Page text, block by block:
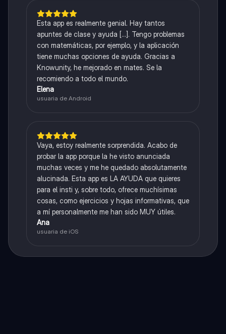
Esta app es realmente genial. Hay tantos
apuntes de clase y ayuda [...]. Tengo problemas
con matemáticas, por ejemplo, y la aplicación
tiene muchas opciones de ayuda. Gracias a
Knowunity, he mejorado en mates. Se la
recomiendo a todo el mundo.
Elena
usuaria de Android
Vaya, estoy realmente sorprendida. Acabo de
probar la app porque la he visto anunciada
muchas veces y me he quedado absolutamente
alucinada. Esta app es LA AYUDA que quieres
para el insti y, sobre todo, ofrece muchísimas
cosas, como ejercicios y hojas informativas, que
a mí personalmente me han sido MUY útiles.
Ana
usuaria de iOS